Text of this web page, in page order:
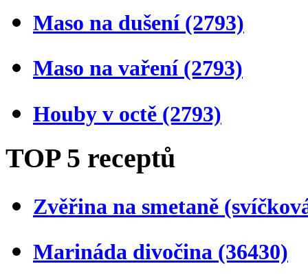
Maso na dušení (2793)
Maso na vaření (2793)
Houby v octě (2793)
TOP 5 receptů
Zvěřina na smetaně
Marináda divočina (36430)